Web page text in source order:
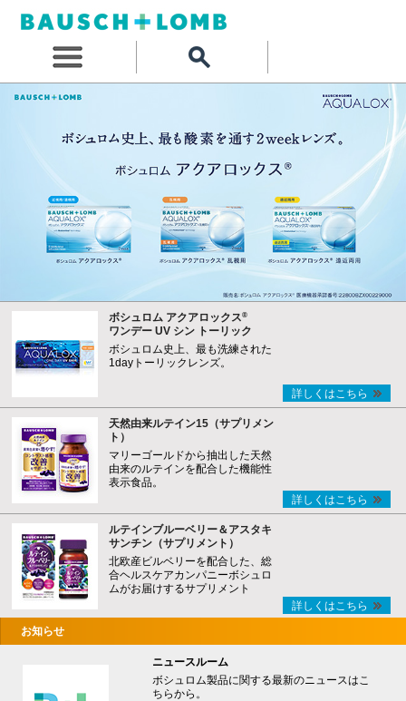
ボシュロム アクアロックス®
ワンデー UV シン トーリック
ボシュロム史上、最も洗練された
1dayトーリックレンズ。
詳しくはこちら
天然由来ルテイン15（サプリメン
ト）
マリーゴールドから抽出した天然
由来のルテインを配合した機能性
表示食品。
詳しくはこちら
ルテインブルーベリー＆アスタキ
サンチン（サプリメント）
北欧産ビルベリーを配合した、総
合ヘルスケアカンパニーボシュロ
ムがお届けするサプリメント
詳しくはこちら
お知らせ
ニュースルーム
ボシュロム製品に関する最新のニュースはこ
ちらから。